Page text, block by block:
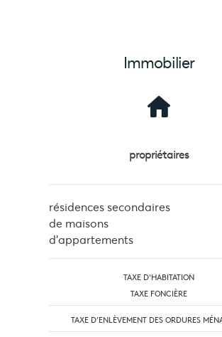
Immobilier
propriétaires
résidences secondaires
de maisons
d'appartements
TAXE D'HABITATION
TAXE FONCIÈRE
TAXE D’ENLÈVEMENT DES ORDURES